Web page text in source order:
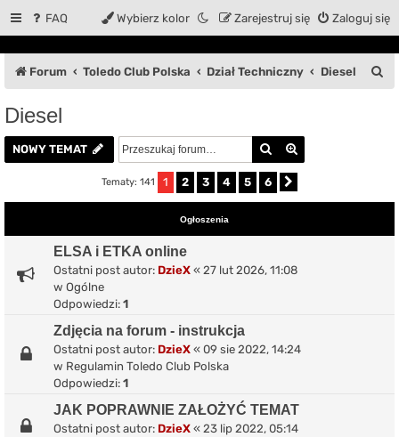
FAQ Zaloguj się
Zarejestruj się
Wybierz kolor
Forum Toledo Club Polska Dział Techniczny Diesel
j
Diesel
NOWY TEMAT Szukaj
Tematy: 141 1 2 3 4 5 6
Ogłoszenia
ELSA i ETKA online
Ostatni post autor: DzieX « 27 lut 2026, 11:08
w Ogólne
Odpowiedzi: 1
Zdjęcia na forum - instrukcja
Ostatni post autor: DzieX « 09 sie 2022, 14:24
w Regulamin Toledo Club Polska
Odpowiedzi: 1
JAK POPRAWNIE ZAŁOŻYĆ TEMAT
Ostatni post autor: DzieX « 23 lip 2022, 05:14